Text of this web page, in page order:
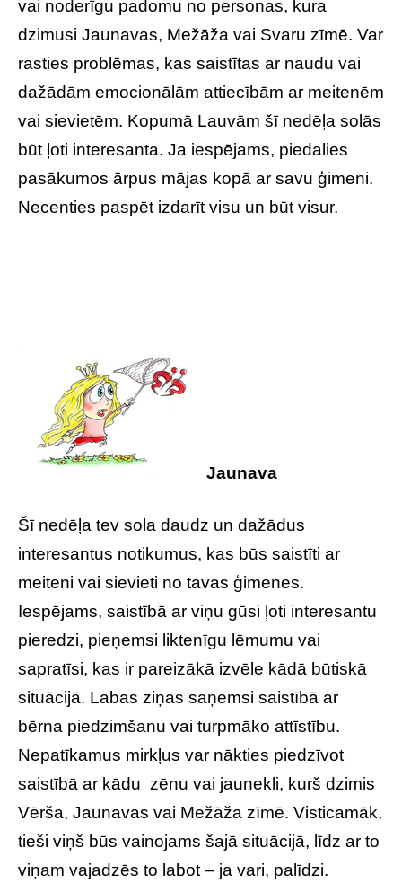
vai noderīgu padomu no personas, kura
dzimusi Jaunavas, Mežāža vai Svaru zīmē. Var
rasties problēmas, kas saistītas ar naudu vai
dažādām emocionālām attiecībām ar meitenēm
vai sievietēm. Kopumā Lauvām šī nedēļa solās
būt ļoti interesanta. Ja iespējams, piedalies
pasākumos ārpus mājas kopā ar savu ģimeni.
Necenties paspēt izdarīt visu un būt visur.
Jaunava
Šī nedēļa tev sola daudz un dažādus
interesantus notikumus, kas būs saistīti ar
meiteni vai sievieti no tavas ģimenes.
Iespējams, saistībā ar viņu gūsi ļoti interesantu
pieredzi, pieņemsi liktenīgu lēmumu vai
sapratīsi, kas ir pareizākā izvēle kādā būtiskā
situācijā. Labas ziņas saņemsi saistībā ar
bērna piedzimšanu vai turpmāko attīstību.
Nepatīkamus mirkļus var nākties piedzīvot
saistībā ar kādu zēnu vai jaunekli, kurš dzimis
Vērša, Jaunavas vai Mežāža zīmē. Visticamāk,
tieši viņš būs vainojams šajā situācijā, līdz ar to
viņam vajadzēs to labot – ja vari, palīdzi.